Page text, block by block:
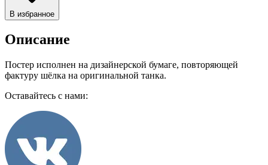
В избранное
Описание
Постер исполнен на дизайнерской бумаге, повторяющей
фактуру шёлка на оригинальной танка.
Оставайтесь с нами: